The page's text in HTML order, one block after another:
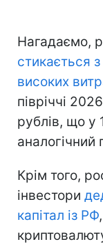
Нагадаємо,
стикається
високих
півріччі
рублів, що у
аналогічний
Крім того,
інвестори
капітал із РФ